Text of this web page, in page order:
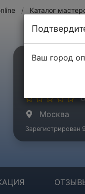
/ Каталог
Виктор
Москва
Зарегистрирован
Ваш город